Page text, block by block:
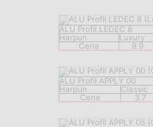
ALU Profil LEDEC 8
Harpun
Luxury
Cena
9.9
ALU Profil APPLY 00
Harpun
Classic
Cena
3.7